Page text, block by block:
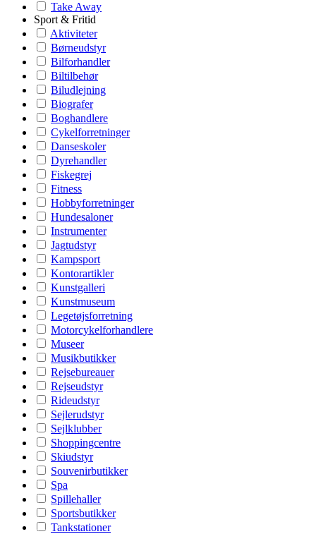
Take Away
Sport & Fritid
Aktiviteter
Børneudstyr
Bilforhandler
Biltilbehør
Biludlejning
Biografer
Boghandlere
Cykelforretninger
Danseskoler
Dyrehandler
Fiskegrej
Fitness
Hobbyforretninger
Hundesaloner
Instrumenter
Jagtudstyr
Kampsport
Kontorartikler
Kunstgalleri
Kunstmuseum
Legetøjsforretning
Motorcykelforhandlere
Museer
Musikbutikker
Rejsebureauer
Rejseudstyr
Rideudstyr
Sejlerudstyr
Sejlklubber
Shoppingcentre
Skiudstyr
Souvenirbutikker
Spa
Spillehaller
Sportsbutikker
Tankstationer